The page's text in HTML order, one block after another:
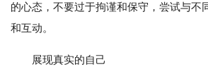
的心态，不要过于拘谨和保守，尝试与不
和互动。
展现真实的自己